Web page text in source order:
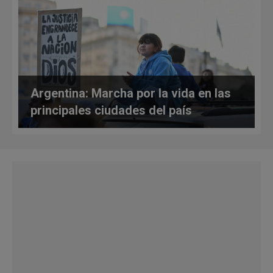
Argentina: Marcha por la vida en las
principales ciudades del país